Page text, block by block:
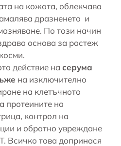
на кожата, облекчава
дразненето и
По този начин
основа за растеж
действие на серума
на изключително
на клетъчното
протеините на
контрол на
и обратно увреждане
Всичко това допринася